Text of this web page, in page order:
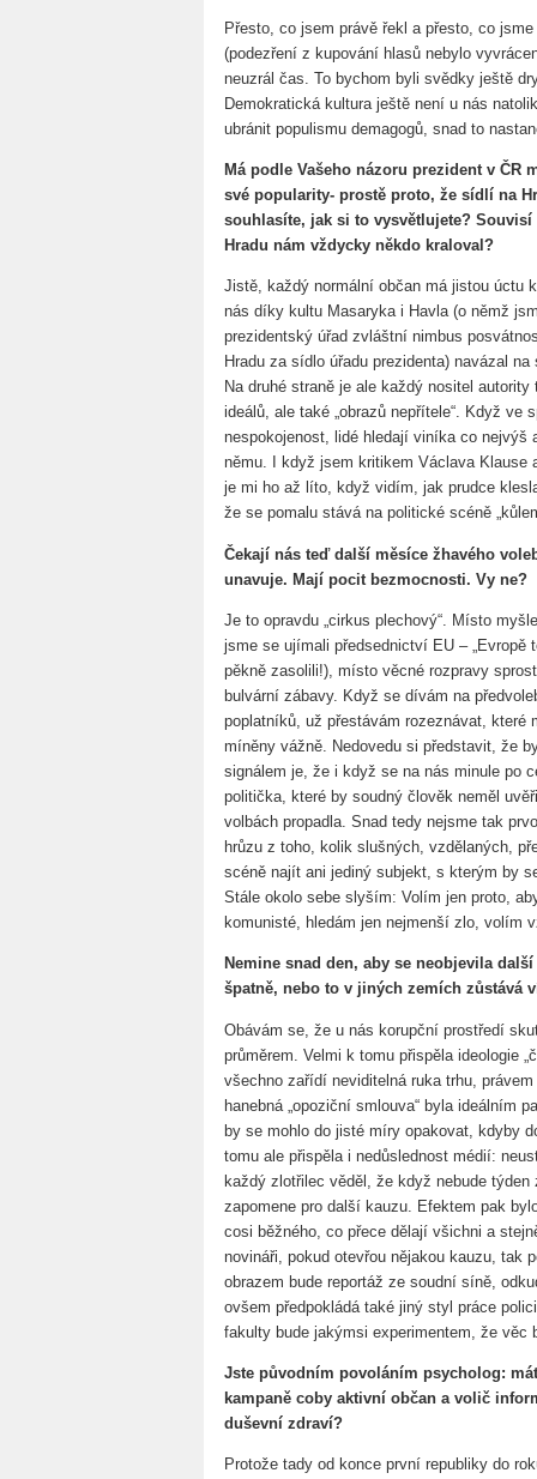
Přesto, co jsem právě řekl a přesto, co
(podezření z kupování hlasů nebylo
neuzrál čas. To bychom byli svědky ještě
Demokratická kultura ještě není u nás
ubránit populismu demagogů, snad to
Má podle Vašeho názoru prezident v
své popularity- prostě proto, že sídlí na
souhlasíte, jak si to vysvětlujete?
Hradu nám vždycky někdo kraloval?
Jistě, každý normální občan má jistou úctu
nás díky kultu Masaryka i Havla (o němž
prezidentský úřad zvláštní nimbus
Hradu za sídlo úřadu prezidenta) navázal
Na druhé straně je ale každý nositel
ideálů, ale také „obrazů nepřítele“. Když
nespokojenost, lidé hledají viníka co
němu. I když jsem kritikem Václava Klause
je mi ho až líto, když vidím, jak prudce
že se pomalu stává na politické scéně
Čekají nás teď další měsíce žhavého
unavuje. Mají pocit bezmocnosti. Vy ne?
Je to opravdu „cirkus plechový“. Místo
jsme se ujímali předsednictví EU –
pěkně zasolili!), místo věcné rozpravy
bulvární zábavy. Když se dívám na
poplatníků, už přestávám rozeznávat,
míněny vážně. Nedovedu si představit, že
signálem je, že i když se na nás minule po
politička, které by soudný člověk neměl
volbách propadla. Snad tedy nejsme tak
hrůzu z toho, kolik slušných, vzdělaných,
scéně najít ani jediný subjekt, s kterým by
Stále okolo sebe slyším: Volím jen proto,
komunisté, hledám jen nejmenší zlo, volím
Nemine snad den, aby se neobjevila
špatně, nebo to v jiných zemích zůstává
Obávám se, že u nás korupční prostředí
průměrem. Velmi k tomu přispěla ideologie
všechno zařídí neviditelná ruka trhu,
hanebná „opoziční smlouva“ byla ideálním
by se mohlo do jisté míry opakovat, kdyby
tomu ale přispěla i nedůslednost médií:
každý zlotřilec věděl, že když nebude
zapomene pro další kauzu. Efektem pak
cosi běžného, co přece dělají všichni a
novináři, pokud otevřou nějakou kauzu, tak
obrazem bude reportáž ze soudní síně,
ovšem předpokládá také jiný styl práce
fakulty bude jakýmsi experimentem, že věc
Jste původním povoláním psycholog:
kampaně coby aktivní občan a volič
duševní zdraví?
Protože tady od konce první republiky do